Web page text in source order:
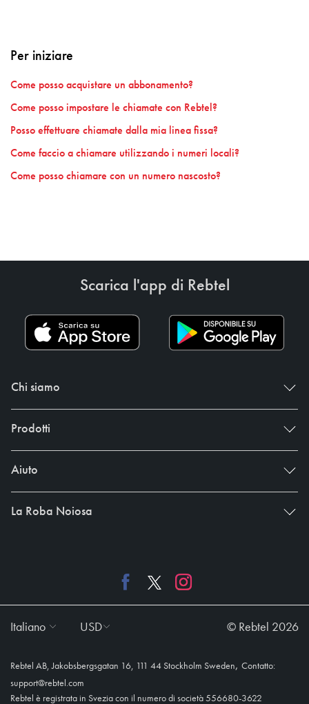
Per iniziare
Come posso acquistare un abbonamento?
Come posso impostare le chiamate con Rebtel?
Posso effettuare chiamate dalla mia linea fissa?
Come faccio a chiamare utilizzando i numeri locali?
Come posso chiamare con un numero nascosto?
Scarica l'app di Rebtel
Chi siamo
Prodotti
Aiuto
La Roba Noiosa
Italiano USD © Rebtel 2026
Rebtel AB, Jakobsbergsgatan 16, 111 44 Stockholm Sweden, Contatto:
support@rebtel.com
Rebtel è registrata in Svezia con il numero di società 556680-3622